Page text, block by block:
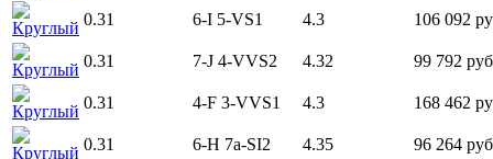
Круглый 0.31 6-I 5-VS1 4.3 106 092
Круглый 0.31 7-J 4-VVS2 4.32 99 792
Круглый 0.31 4-F 3-VVS1 4.3 168 462
Круглый 0.31 6-H 7а-SI2 4.35 96 264